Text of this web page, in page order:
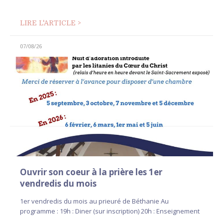
LIRE L'ARTICLE >
07/08/26
Ouvrir son coeur à la prière les 1er
vendredis du mois
1er vendredis du mois au prieuré de Béthanie Au
programme : 19h : Diner (sur inscription) 20h : Enseignement